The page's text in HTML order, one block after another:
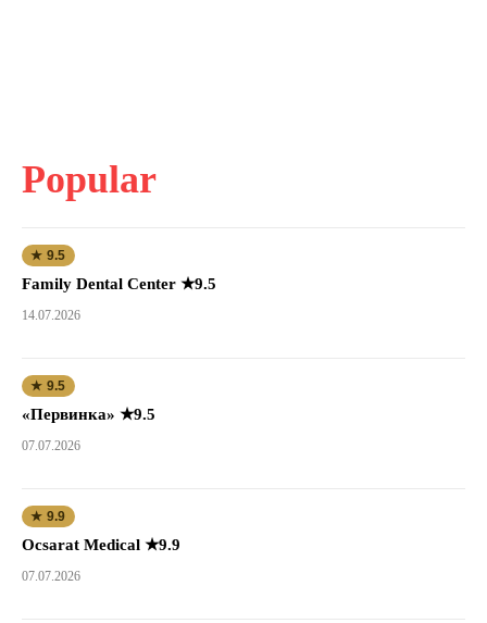
Popular
★ 9.5
Family Dental Center ★9.5
14.07.2026
★ 9.5
«Первинка» ★9.5
07.07.2026
★ 9.9
Ocsarat Medical ★9.9
07.07.2026